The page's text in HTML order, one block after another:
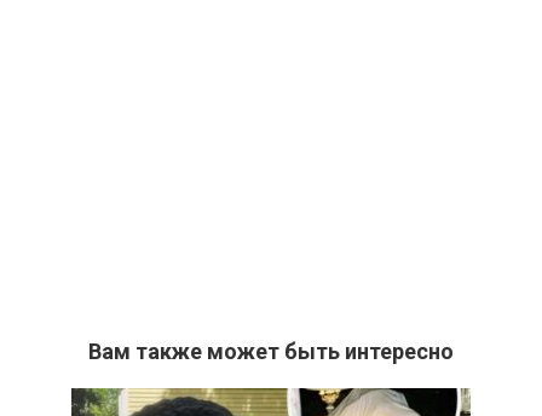
Вам также может быть интересно